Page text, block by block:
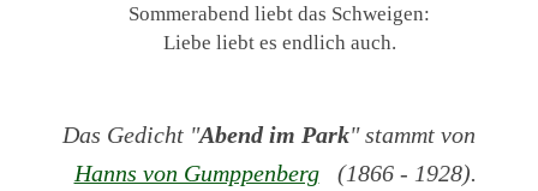
Sommerabend liebt das Schweigen:
Liebe liebt es endlich auch.
Das Gedicht "Abend im Park" stammt von
Hanns von Gumppenberg(1866 - 1928).